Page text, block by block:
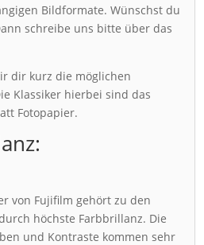
Bildformate. Wünschst du
schreibe uns bitte über das
dir kurz die möglichen
Klassiker hierbei sind das
Fotopapier.
von Fujifilm gehört zu den
höchste Farbbrillanz. Die
und Kontraste kommen sehr